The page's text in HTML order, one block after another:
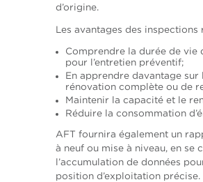
d’origine.
Les avantages des
Comprendre la durée de vie
pour l’entretien préventif;
En apprendre davantage
rénovation complète ou de
Maintenir la capacité et le
Réduire la consommation
AFT fournira également un
à neuf ou mise à niveau, en se
l’accumulation de données
position d’exploitation précise.